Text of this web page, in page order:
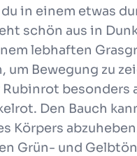
in einem etwas
schön aus in
lebhaften
um Bewegung zu
besonders
Den Bauch
Körpers
Grün- und